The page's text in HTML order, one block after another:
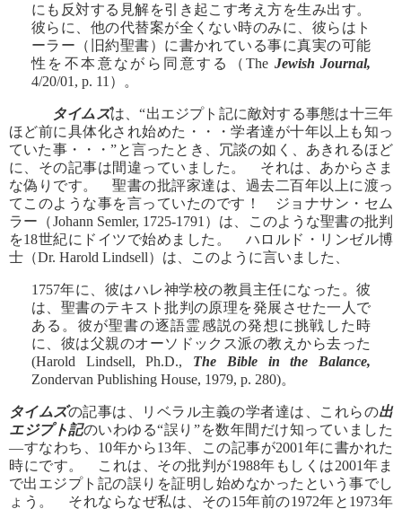
にも反対する見解を引き起こす考え方を生み出す。
彼らに、他の代替案が全くない時のみに、彼らはト
ーラー（旧約聖書）に書かれている事に真実の可能
性を不本意ながら同意する（The Jewish Journal,
4/20/01, p. 11）。
タイムズは、“出エジプト記に敵対する事態は十三年
ほど前に具体化され始めた・・・学者達が十年以上も知っ
ていた事・・・”と言ったとき、冗談の如く、あきれるほど
に、その記事は間違っていました。 それは、あからさま
な偽りです。 聖書の批評家達は、過去二百年以上に渡っ
てこのような事を言っていたのです！ ジョナサン・セム
ラー（Johann Semler, 1725-1791）は、このような聖書の批判
を18世紀にドイツで始めました。 ハロルド・リンゼル博
士（Dr. Harold Lindsell）は、このように言いました、
1757年に、彼はハレ神学校の教員主任になった。彼
は、聖書のテキスト批判の原理を発展させた一人で
ある。彼が聖書の逐語霊感説の発想に挑戦した時
に、彼は父親のオーソドックス派の教えから去った
(Harold Lindsell, Ph.D., The Bible in the Balance,
Zondervan Publishing House, 1979, p. 280)。
タイムズの記事は、リベラル主義の学者達は、これらの出
エジプト記のいわゆる“誤り”を数年間だけ知っていました
―すなわち、10年から13年、この記事が2001年に書かれた
時にです。 これは、その批判が1988年もしくは2001年ま
で出エジプト記の誤りを証明し始めなかったという事でし
ょう。 それならなぜ私は、その15年前の1972年と1973年